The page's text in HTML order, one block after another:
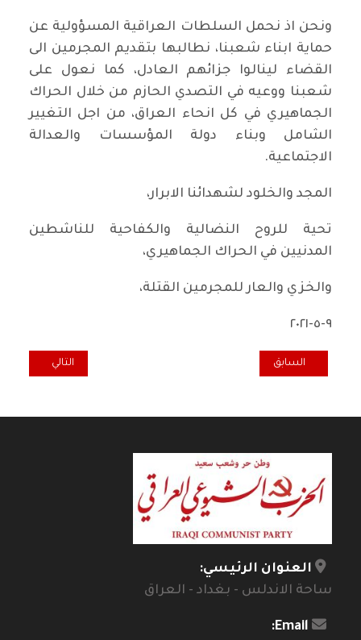
ونحن اذ نحمل السلطات العراقية المسؤولية عن
حماية ابناء شعبنا، نطالبها بتقديم المجرمين الى
القضاء لينالوا جزائهم العادل، كما نعول على
شعبنا ووعيه في التصدي الحازم من خلال الحراك
الجماهيري في كل انحاء العراق، من اجل التغيير
الشامل وبناء دولة المؤسسات والعدالة
الاجتماعية.
المجد والخلود لشهدائنا الابرار،
تحية للروح النضالية والكفاحية للناشطين
المدنيين في الحراك الجماهيري،
والخزي والعار للمجرمين القتلة،
٩-٥-٢٠٢١
المقال السابق: التاريخ يعيد نفسه.. تصريح من الاتحاد الديمقراطي
السابق المقال التالي:
التالي
العنوان الرئيسي:
ساحة الاندلس - بغداد - العراق
Email: